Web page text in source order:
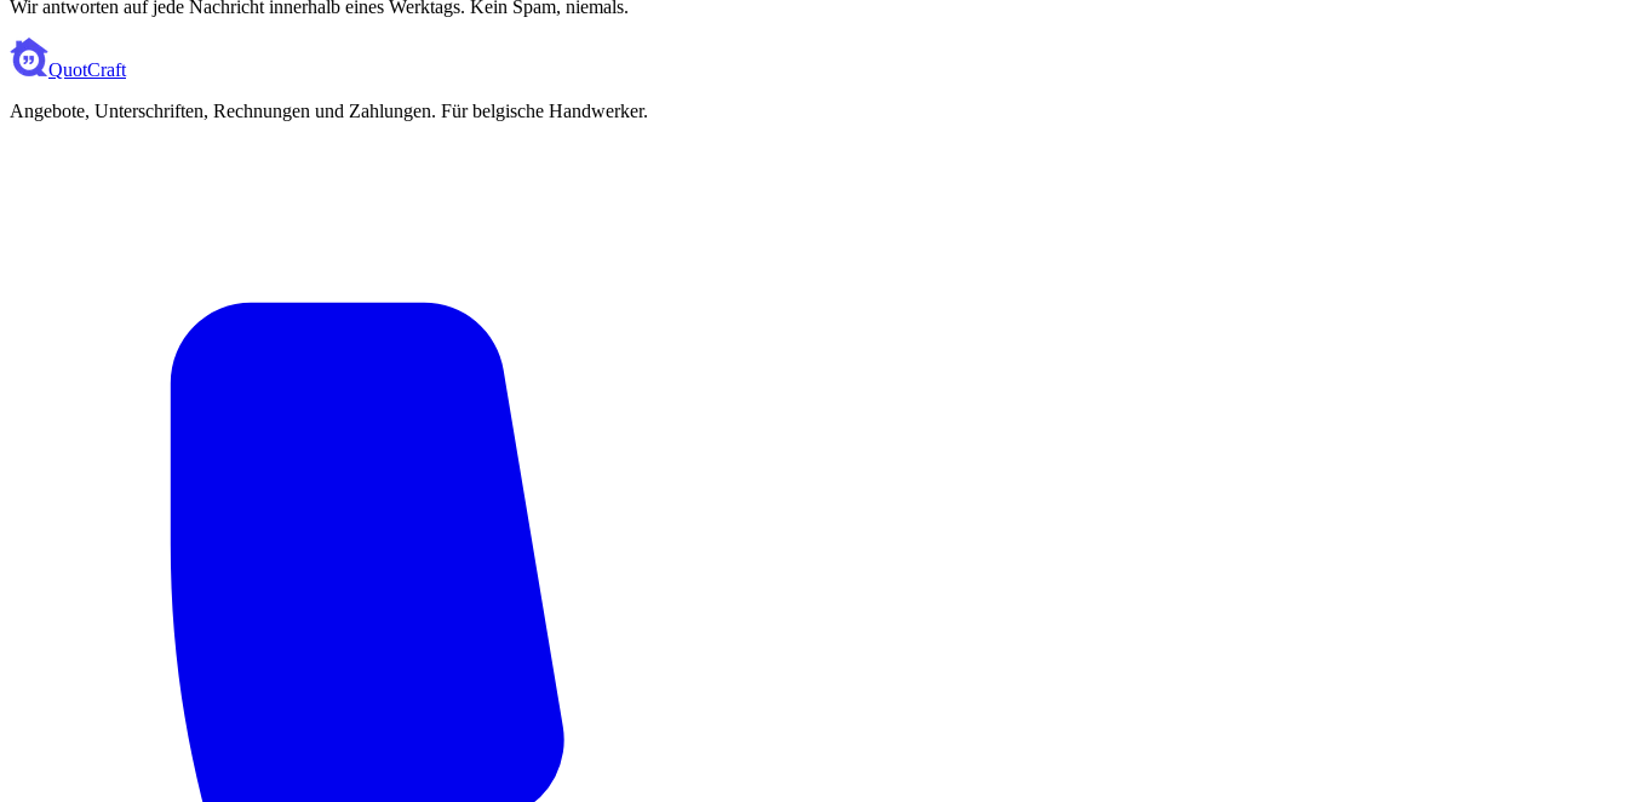
Wir antworten auf jede Nachricht innerhalb eines Werktags. Kein Spam, niemals.
QuotCraft
Angebote, Unterschriften, Rechnungen und Zahlungen. Für belgische Handwerker.